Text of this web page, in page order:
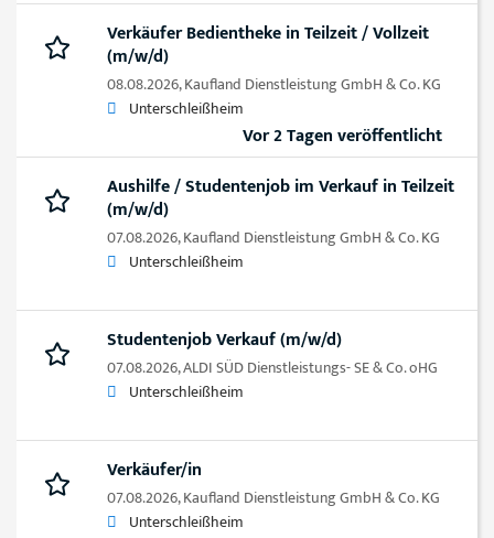
Verkäufer Bedientheke in Teilzeit / Vollzeit
(m/w/d)
08.08.2026,Kaufland Dienstleistung GmbH & Co. KG
Unterschleißheim
Vor 2 Tagen veröffentlicht
Aushilfe / Studentenjob im Verkauf in Teilzeit
(m/w/d)
07.08.2026,Kaufland Dienstleistung GmbH & Co. KG
Unterschleißheim
Studentenjob Verkauf (m/w/d)
07.08.2026,ALDI SÜD Dienstleistungs- SE & Co. oHG
Unterschleißheim
Verkäufer/in
07.08.2026,Kaufland Dienstleistung GmbH & Co. KG
Unterschleißheim